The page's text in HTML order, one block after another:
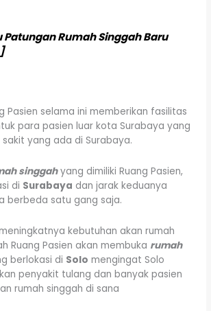
Rumah Singgah Baru
Pasien selama ini memberikan fasilitas
para pasien luar kota Surabaya yang
yang ada di Surabaya.
singgahyang dimiliki Ruang Pasien,
di Surabaya dan jarak keduanya
berbeda satu gang saja.
kebutuhan akan rumah
Ruang Pasien akan membuka rumah
berlokasi di Solo mengingat Solo
penyakit tulang dan banyak pasien
rumah singgah di sana